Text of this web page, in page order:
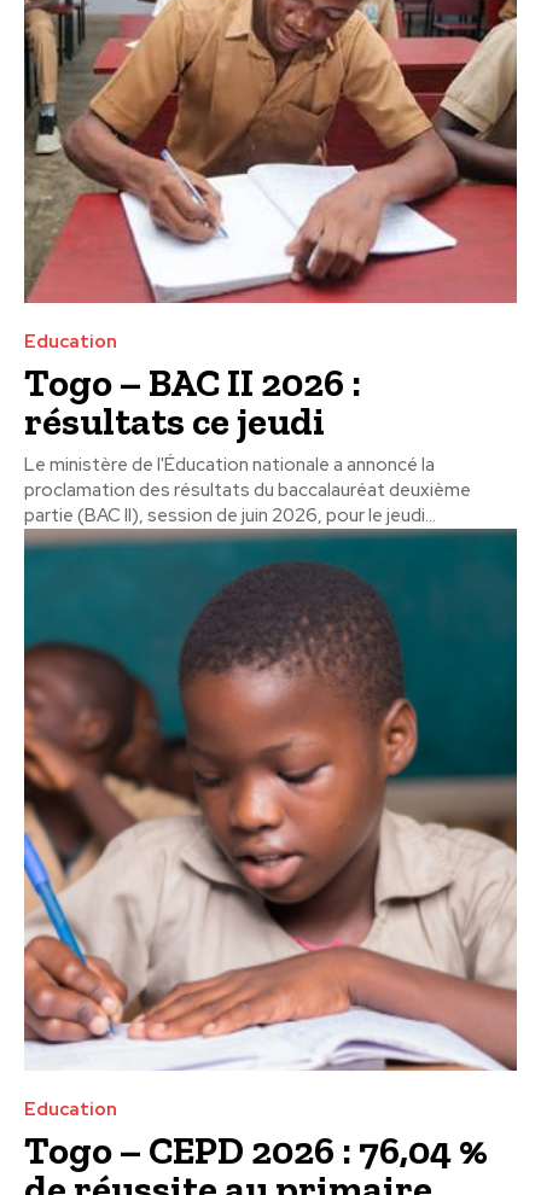
Education
Togo – BAC II 2026 :
résultats ce jeudi
Le ministère de l'Éducation nationale a annoncé la
proclamation des résultats du baccalauréat deuxième
partie (BAC II), session de juin 2026, pour le jeudi...
Education
Togo – CEPD 2026 : 76,04 %